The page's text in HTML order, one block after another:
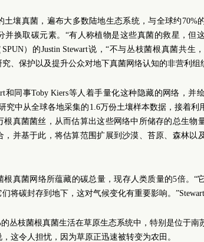
土壤真菌，遍布大多数陆地生态系统，与全球约70%
并换取碳元素。“有人称植物是这些真菌的救星，但
）的Justin Stewart说，“不与丛枝菌根真菌共生
、保护以及提升公众对地下真菌网络认知的非营利组
和同事Toby Kiers等人着手量化这种隐藏的网络，并
究中从全球各地采集的1.6万份土壤样本数据，接着利
根真菌菌丝，从而估算出这些网络中所储存的总生物
，并基于此，将估算范围扩展到沙漠、苔原、森林以
根真菌网络所蕴藏的碳总量，现存人类质量的5倍。“
将碳封存到地下，这对气候变化有重要影响。”Stewart
丛枝菌根真菌生活在草原生态系统中，特别是位于南
这令人担忧，因为草原正迅速被转变为农田。